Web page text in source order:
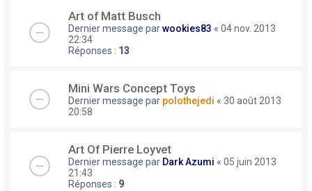
Art of Matt Busch
Dernier message parwookies83 « 04 nov. 2013
22:34
Réponses : 13
Mini Wars Concept Toys
Dernier message par polothejedi « 30 août 2013
20:58
Art Of Pierre Loyvet
Dernier message par Dark Azumi « 05 juin 2013
21:43
Réponses : 9